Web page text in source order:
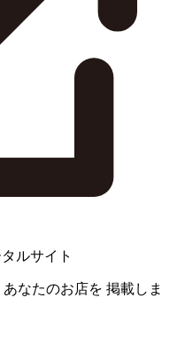
ルサイト
あなたのお店を 掲載しま